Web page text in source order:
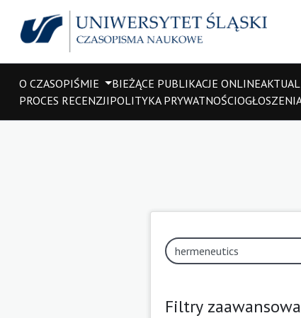
O CZASOPIŚMIE BIEŻĄCE PUBLIKACJE ONLINE
PROCES RECENZJIPOLITYKA PRYWATNOŚCI
Filtry